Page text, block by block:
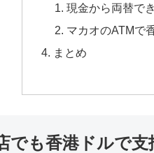
現金から両替で
マカオのATMで
まとめ
でも香港ドルで支